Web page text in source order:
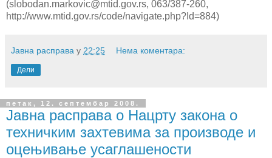
(slobodan.markovic@mtid.gov.rs, 063/387-260,
http://www.mtid.gov.rs/code/navigate.php?Id=884)
Јавна расправа у 22:25 Нема коментара:
Дели
петак, 12. септембар 2008.
Јавна расправа о Нацрту закона о
техничким захтевима за производе и
оцењивање усаглашености